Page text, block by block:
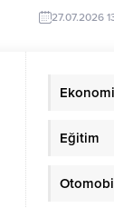
çok az hisse
sunuyor.
faaliyetlerinin...
27.07.2026
Ekonomi
Eğitim